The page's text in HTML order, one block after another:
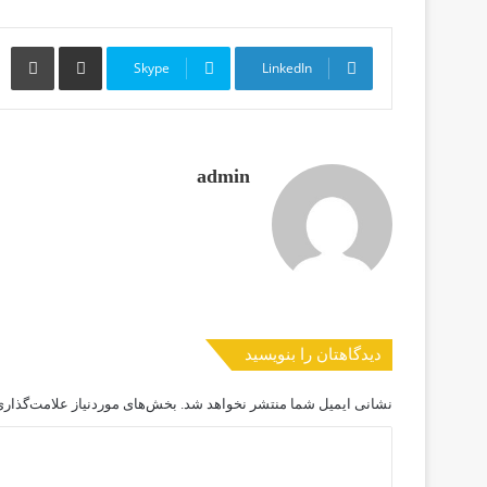
LinkedIn
Skype
admin
دیدگاهتان را بنویسید
نشانی ایمیل شما منتشر نخواهد شد. بخش‌های موردنیاز